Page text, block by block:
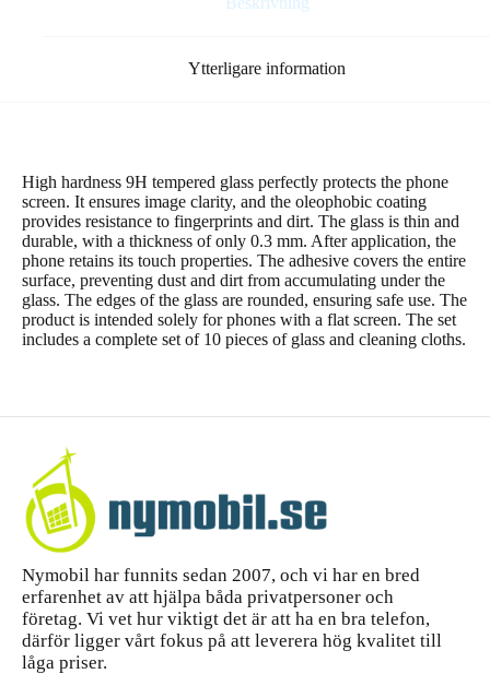
Ytterligare information
High hardness 9H tempered glass perfectly protects the phone
screen. It ensures image clarity, and the oleophobic coating
provides resistance to fingerprints and dirt. The glass is thin and
durable, with a thickness of only 0.3 mm. After application, the
phone retains its touch properties. The adhesive covers the entire
surface, preventing dust and dirt from accumulating under the
glass. The edges of the glass are rounded, ensuring safe use. The
product is intended solely for phones with a flat screen. The set
includes a complete set of 10 pieces of glass and cleaning cloths.
Nymobil har funnits sedan 2007, och vi har en bred
erfarenhet av att hjälpa båda privatpersoner och
företag. Vi vet hur viktigt det är att ha en bra telefon,
därför ligger vårt fokus på att leverera hög kvalitet till
låga priser.